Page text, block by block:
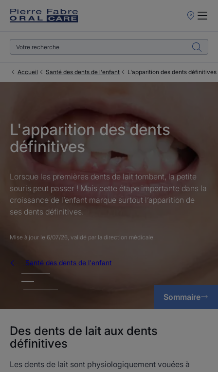
Points
Accueil Santé des dents de l'enfant L'apparition des dents définitives
L'apparition des dents
définitives
Lorsque les premières dents de lait tombent, la petite
souris peut passer ! Mais cette étape importante dans la
croissance de l’enfant marque surtout l’apparition de
ses dents définitives.
Mise à jour le 6/07/26, validé par la direction médicale.
Santé des dents de l'enfant
Sommaire
Des dents de lait aux dents
définitives
Les dents de lait sont physiologiquement vouées à